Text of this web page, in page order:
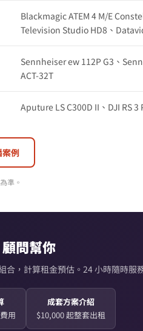
Blackmagic ATEM 4 M/E
Television Studio HD8、
Sennheiser ew 112P G3、
ACT-32T
Aputure LS C300D II、DJI RS
案例
準。
問幫你
，計算租金預估。24 小時隨時服
用
成套方案介紹
$10,000 起整套出租